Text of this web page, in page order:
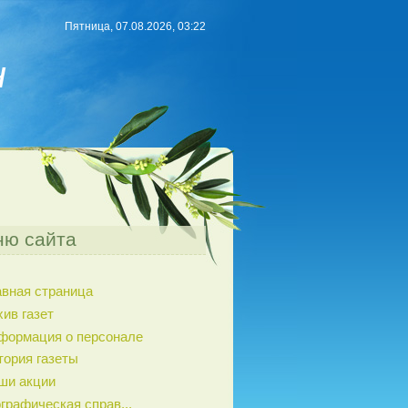
Пятница, 07.08.2026, 03:22
сайта
страница
газет
о персонале
газеты
акции
справ...